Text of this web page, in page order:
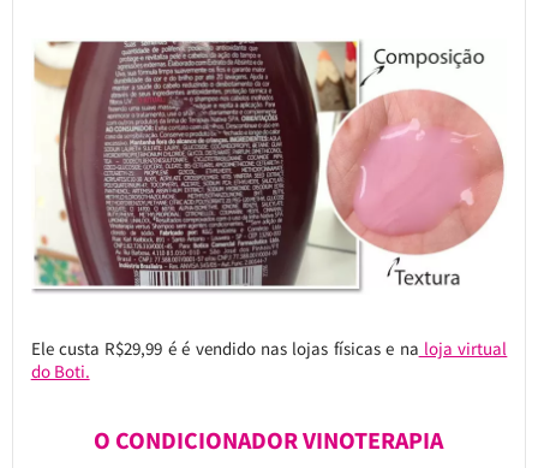
Ele custa R$29,99 é é vendido nas lojas físicas e na loja virtual
do Boti.
O CONDICIONADOR VINOTERAPIA